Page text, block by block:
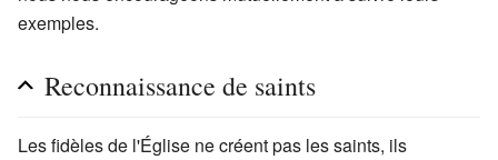
exemples.
Reconnaissance de saints
Les fidèles de l'Église ne créent pas les saints, ils